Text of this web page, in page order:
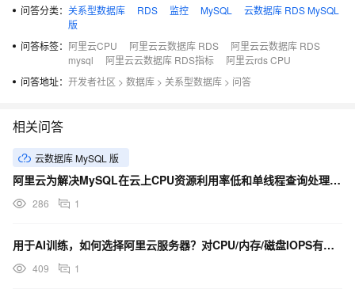
问答分类： 关系型数据库 RDS 监控 MySQL
云数据库 RDS MySQL
版
问答标签： 阿里云CPU 阿里云云数据库 RDS
阿里云云数据库 RDS
mysql
阿里云云数据库 RDS指标
阿里云rds CPU
问答地址： 开发者社区 > 数据库 > 关系型数据库 > 问答
相关问答
云数据库 MySQL 版
阿里云为解决MySQL在云上CPU资源利用率低和单线程查询处理的问题，推出了什么功能？
286 1
用于AI训练，如何选择阿里云服务器？对CPU/内存/磁盘IOPS有什么要求？
409 1